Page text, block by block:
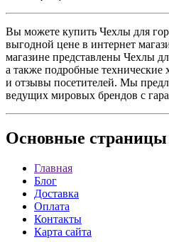
Вы можете купить Чехлы для
выгодной цене в интернет
магазине представлены Чехлы
а также подробные технические
и отзывы посетителей. Мы
ведущих мировых брендов с
Основные страницы
Главная
Блог
Доставка
Оплата
Контакты
Карта сайта